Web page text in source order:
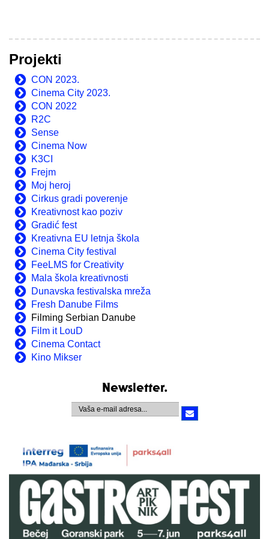
Projekti
CON 2023.
Cinema City 2023.
CON 2022
R2C
Sense
Cinema Now
K3CI
Frejm
Moj heroj
Cirkus gradi poverenje
Kreativnost kao poziv
Gradić fest
Kreativna EU letnja škola
Cinema City festival
FeeLMS for Creativity
Mala škola kreativnosti
Dunavska festivalska mreža
Fresh Danube Films
Filming Serbian Danube
Film it LouD
Cinema Contact
Kino Mikser
Newsletter.